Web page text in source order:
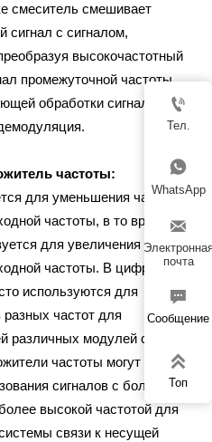
смеситель смешивает
сигнал с сигналом,
высокочастотный
промежуточной частоты,
обработки сигнала, такой
частоты:
для уменьшения частоты
частоты, в то время как
для увеличения частоты
частоты. В цифровых
используются для
разных частот для
различных модулей схемы; в
частоты могут
сигналов с более
высокой частотой для
связи к несущей

Тел.

WhatsApp

почта

Сообщение

Топ